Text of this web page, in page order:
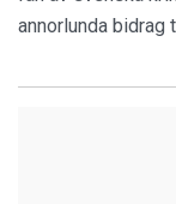
annorlunda bidrag